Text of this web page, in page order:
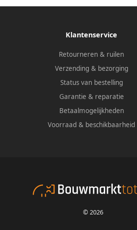
Klantenservice
Retourneren & ruilen
Verzending & bezorging
Status van bestelling
Garantie & reparatie
Betaalmogelijkheden
Voorraad & beschikbaarheid
© 2026